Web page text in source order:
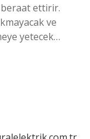
beraat ettirir.
ve
yetecek…